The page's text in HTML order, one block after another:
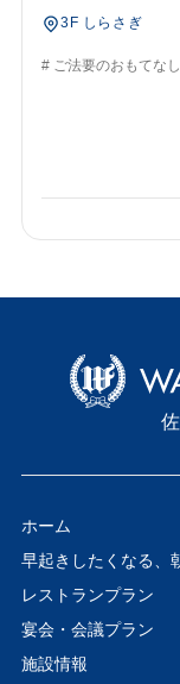
3F しらさぎ
# ご法要のおもてなし
ホーム
早起きしたくなる、
レストランプラン
宴会・会議プラン
施設情報